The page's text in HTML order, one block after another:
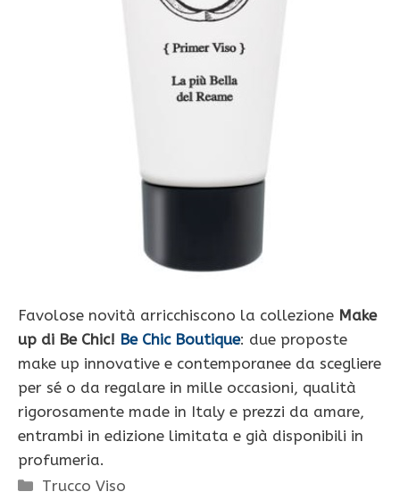
Favolose novità arricchiscono la collezione Make
up di Be Chic! Be Chic Boutique: due proposte
make up innovative e contemporanee da scegliere
per sé o da regalare in mille occasioni, qualità
rigorosamente made in Italy e prezzi da amare,
entrambi in edizione limitata e già disponibili in
profumeria.
Categorie
Trucco Viso